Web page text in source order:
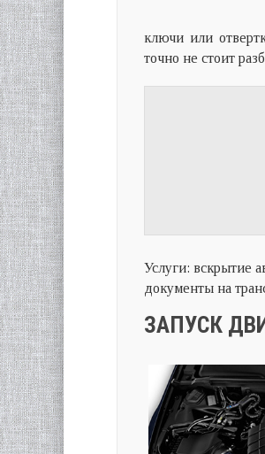
ключи или
точно не стоит
Услуги: вскрытие
документы на
ЗАПУСК